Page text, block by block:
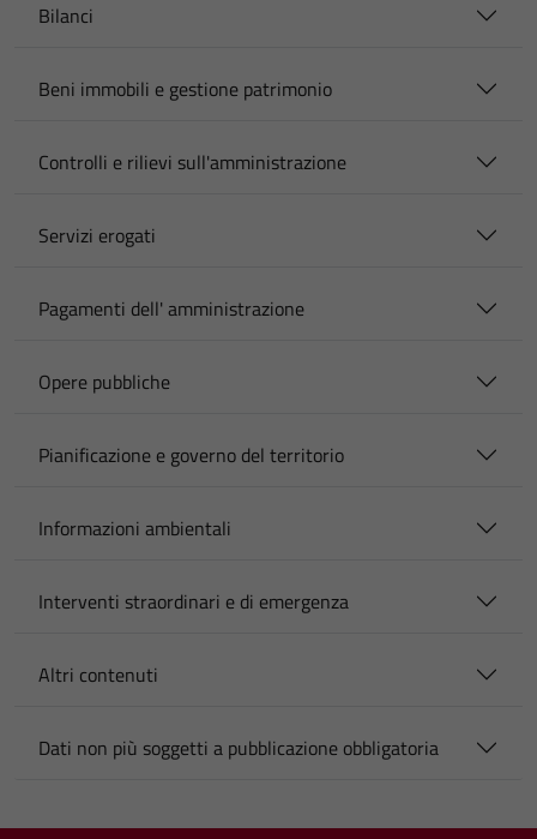
Bilanci
Beni immobili e gestione patrimonio
Controlli e rilievi sull'amministrazione
Servizi erogati
Pagamenti dell' amministrazione
Opere pubbliche
Pianificazione e governo del territorio
Informazioni ambientali
Interventi straordinari e di emergenza
Altri contenuti
Dati non più soggetti a pubblicazione obbligatoria